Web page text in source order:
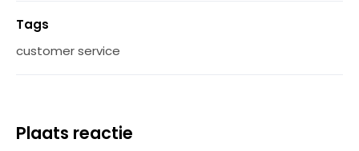
Tags
customer service
Plaats reactie